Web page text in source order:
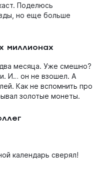
Поделюсь
но еще больше
миллионах
месяца. Уже смешно?
И… он не взошел. А
Как не вспомнить про
золотые монеты.
календарь сверял!